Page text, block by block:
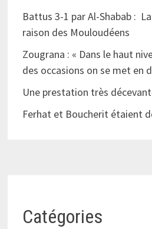
Battus 3-1 par Al-Shabab :
raison des Mouloudéens
Zougrana : « Dans le haut
des occasions on se met en
Une prestation très
Ferhat et Boucherit étaient
Catégories